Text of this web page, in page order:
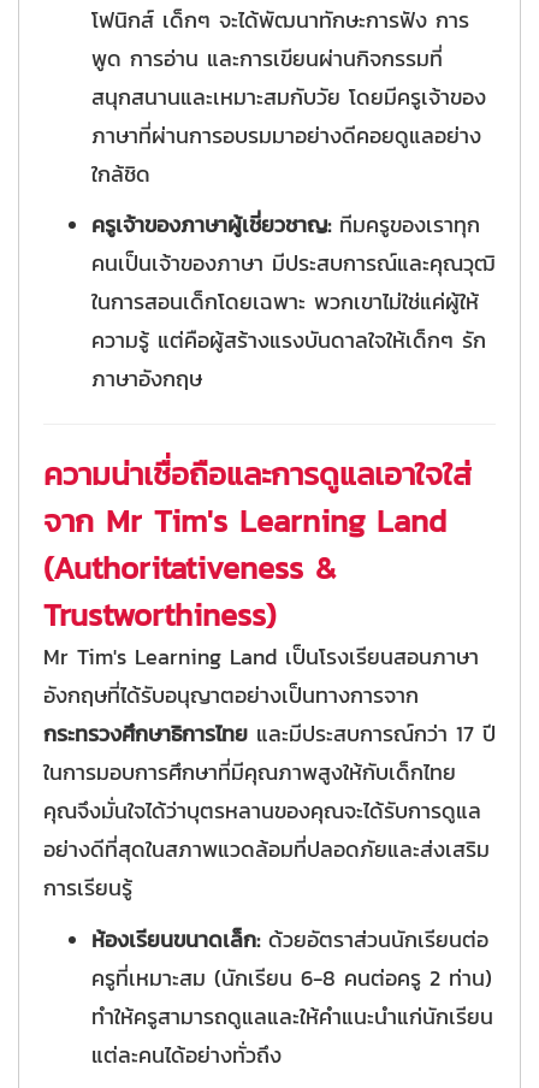
โฟนิกส์ เด็กๆ จะได้พัฒนาทักษะการฟัง การ
พูด การอ่าน และการเขียนผ่านกิจกรรมที่
สนุกสนานและเหมาะสมกับวัย โดยมีครูเจ้าของ
ภาษาที่ผ่านการอบรมมาอย่างดีคอยดูแลอย่าง
ใกล้ชิด
ครูเจ้าของภาษาผู้เชี่ยวชาญ:ทีมครูของเราทุก
คนเป็นเจ้าของภาษา มีประสบการณ์และคุณวุฒิ
ในการสอนเด็กโดยเฉพาะ พวกเขาไม่ใช่แค่ผู้ให้
ความรู้ แต่คือผู้สร้างแรงบันดาลใจให้เด็กๆ รัก
ภาษาอังกฤษ
ความน่าเชื่อถือและการดูแลเอาใจใส่
จาก Mr Tim's Learning Land
(Authoritativeness &
Trustworthiness)
Mr Tim's Learning Land เป็นโรงเรียนสอนภาษา
อังกฤษที่ได้รับอนุญาตอย่างเป็นทางการจาก
กระทรวงศึกษาธิการไทย และมีประสบการณ์กว่า 17 ปี
ในการมอบการศึกษาที่มีคุณภาพสูงให้กับเด็กไทย
คุณจึงมั่นใจได้ว่าบุตรหลานของคุณจะได้รับการดูแล
อย่างดีที่สุดในสภาพแวดล้อมที่ปลอดภัยและส่งเสริม
การเรียนรู้
ห้องเรียนขนาดเล็ก:ด้วยอัตราส่วนนักเรียนต่อ
ครูที่เหมาะสม (นักเรียน 6-8 คนต่อครู 2 ท่าน)
ทำให้ครูสามารถดูแลและให้คำแนะนำแก่นักเรียน
แต่ละคนได้อย่างทั่วถึง